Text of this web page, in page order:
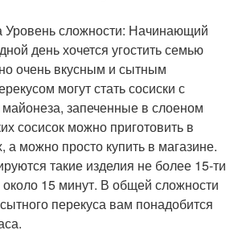
Уровень сложности: Начинающий
день хочется угостить семью
очень вкусным и сытным
могут стать сосиски с
майонеза, запеченные в слоеном
сосисок можно приготовить в
можно просто купить в магазине.
такие изделия не более 15-ти
около 15 минут. В общей сложности
перекуса вам понадобится